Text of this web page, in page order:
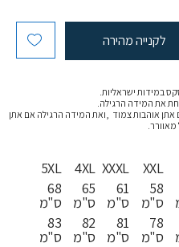
לקנייה מהירה
במידות ישראליות.
את המידה הרגילה.
אתן אוהבות צמוד ,ואת המידה הרגילה אם אתן
5XL
68
ס"מ
83
ס"מ
4XL
65
ס"מ
82
ס"מ
XXXL
61
ס"מ
81
ס"מ
XXL
58
ס"מ
78
ס"מ